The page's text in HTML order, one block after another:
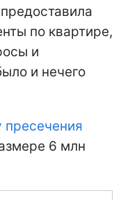
по квартире,
и
и нечего
пресечения
6 млн